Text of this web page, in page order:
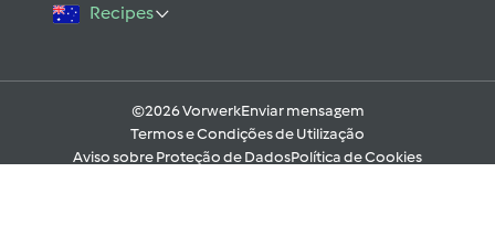
Recipes
©2026 VorwerkEnviar mensagem
Termos e Condições de Utilização
Aviso sobre Proteção de DadosPolítica de Cookies